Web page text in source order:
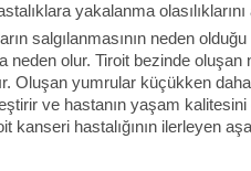
yakalanma olasılıklarını
salgılanmasının neden
neden olur. Tiroit bezinde
Oluşan yumrular küçükken
ve hastanın yaşam
kanseri hastalığının ilerleyen